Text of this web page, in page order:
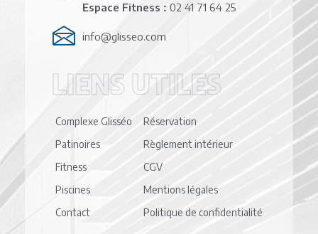
Espace Fitness : 02 41 71 64 25
info@glisseo.com
LIENS UTILES
Complexe Glisséo
Patinoires
Fitness
Piscines
Contact
Réservation
Règlement intérieur
CGV
Mentions légales
Politique de confidentialité